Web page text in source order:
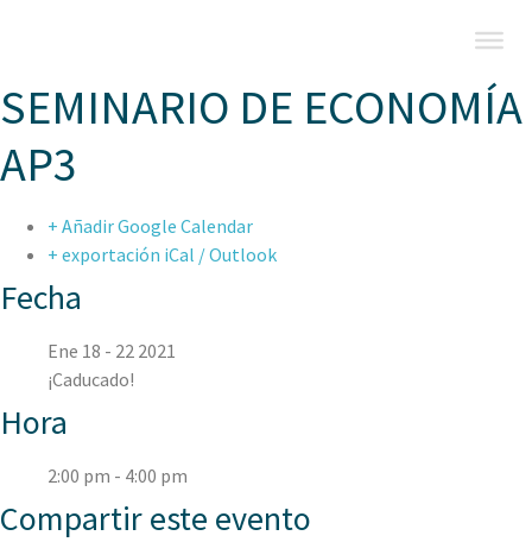
SEMINARIO DE ECONOMÍA
AP3
+ Añadir Google Calendar
+ exportación iCal / Outlook
Fecha
Ene 18 - 22 2021
¡Caducado!
Hora
2:00 pm - 4:00 pm
Compartir este evento